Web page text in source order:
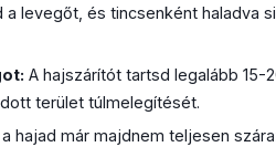
a levegőt, és tincsenként haladva
A hajszárítót tartsd legalább 15-
terület túlmelegítését.
hajad már majdnem teljesen